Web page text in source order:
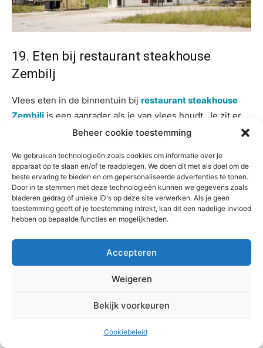
Beheer cookie toestemming
We gebruiken technologieën zoals cookies om informatie over je
apparaat op te slaan en/of te raadplegen. We doen dit met als doel om de
beste ervaring te bieden en om gepersonaliseerde advertenties te tonen.
Door in te stemmen met deze technologieën kunnen we gegevens zoals
bladeren gedrag of unieke ID's op deze site verwerken. Als je geen
toestemming geeft of je toestemming intrekt, kan dit een nadelige invloed
hebben op bepaalde functies en mogelijkheden.
Accepteren
Weigeren
Bekijk voorkeuren
Cookiebeleid
19. Eten bij restaurant steakhouse
Zembilj
Vlees eten in de binnentuin bij restaurant steakhouse
Zembilj is een aanrader als je van vlees houdt. Je zit er
bovendien heerlijk rustig, ver van alle rumoer in een tuin